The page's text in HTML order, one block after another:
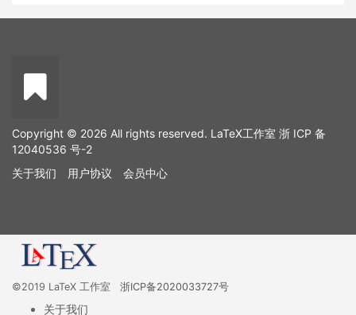
Copyright © 2026 All rights reserved. LaTeX工作室 浙 ICP 备
12040536 号-2
关于我们
用户协议 会员中心
©2019 LaTeX 工作室 浙ICP备2020033727号
关于我们